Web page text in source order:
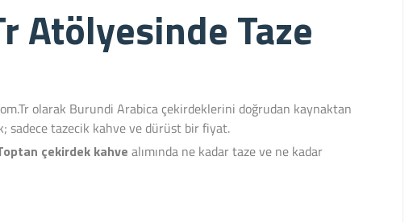
Atölyesinde Taze
olarak Burundi Arabica çekirdeklerini doğrudan kaynaktan
sadece tazecik kahve ve dürüst bir fiyat.
çekirdek kahve alımında ne kadar taze ve ne kadar